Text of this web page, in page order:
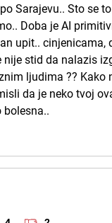
Sarajevu.. Sto se
Doba je AI
upit.. cinjenicama,
nije stid da nalazis
ljudima ?? Kako
da je neko tvoj
bolesna..